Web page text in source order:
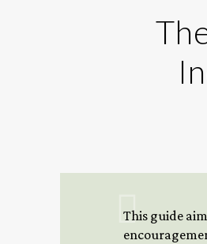
This guide